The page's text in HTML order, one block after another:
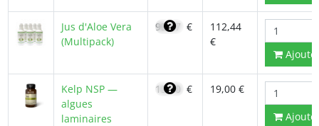
Jus d'Aloe Vera
(Multipack)
95,57 €
112,44
€
Kelp NSP —
algues
laminaires
13,70 € 19,00 €